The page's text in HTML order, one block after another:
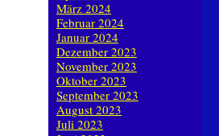
März 2024
Februar 2024
Januar 2024
Dezember 2023
November 2023
Oktober 2023
September 2023
August 2023
Juli 2023